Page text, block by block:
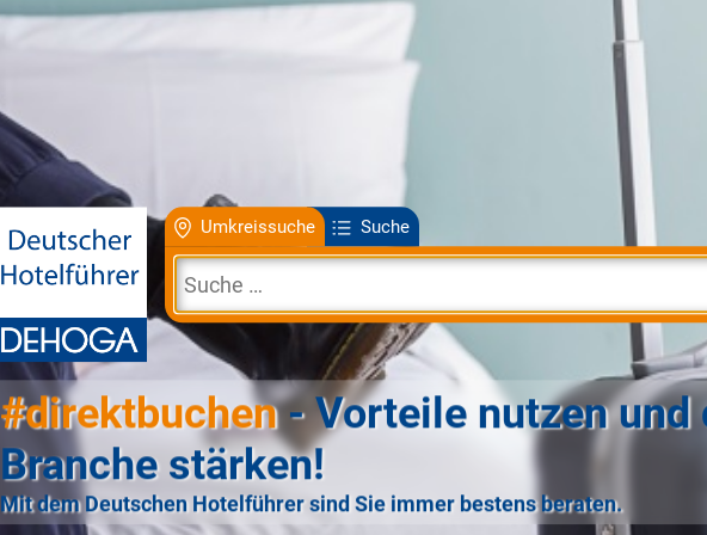
Umkreissuche Suche
#direktbuchen- Vorteile nutzen und
Branche stärken!
Mit dem Deutschen Hotelführer sind Sie immer bestens beraten.